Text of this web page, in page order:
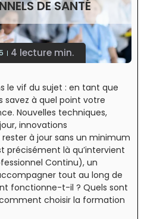
DE SANTÉ
4 lecture min.
le vif du sujet : en tant que
savez à quel point votre
Nouvelles techniques,
innovations
à jour sans un minimum
précisément là qu’intervient
Continu), un
tout au long de
fonctionne-t-il ? Quels sont
choisir la formation